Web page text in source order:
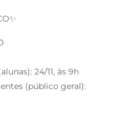
24/11, às 9h
(público geral):